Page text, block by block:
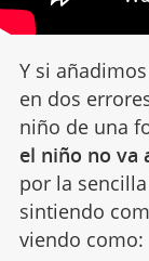
Y si
en dos
niño de una
el niño no va
por la
sintiendo
viendo como: